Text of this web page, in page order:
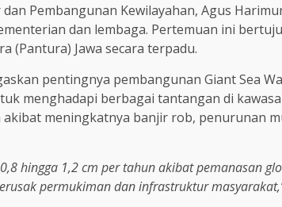
Pembangunan Kewilayahan, Agus
dan lembaga. Pertemuan ini
(Pantura) Jawa secara terpadu.
pentingnya pembangunan Giant Sea
menghadapi berbagai tantangan di
meningkatnya banjir rob, penurunan
hingga 1,2 cm per tahun akibat pemanasan
permukiman dan infrastruktur